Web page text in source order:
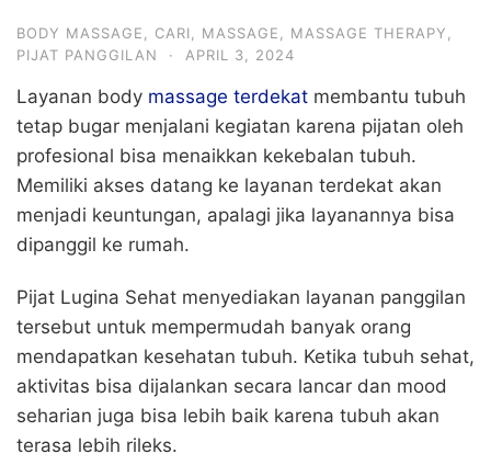
BODY MASSAGE CARI MASSAGE MASSAGE THERAPY
PIJAT PANGGILAN
· APRIL 3, 2024
Layanan body massage terdekat membantu tubuh
tetap bugar menjalani kegiatan karena pijatan oleh
profesional bisa menaikkan kekebalan tubuh.
Memiliki akses datang ke layanan terdekat akan
menjadi keuntungan, apalagi jika layanannya bisa
dipanggil ke rumah.
Pijat Lugina Sehat menyediakan layanan panggilan
tersebut untuk mempermudah banyak orang
mendapatkan kesehatan tubuh. Ketika tubuh sehat,
aktivitas bisa dijalankan secara lancar dan mood
seharian juga bisa lebih baik karena tubuh akan
terasa lebih rileks.